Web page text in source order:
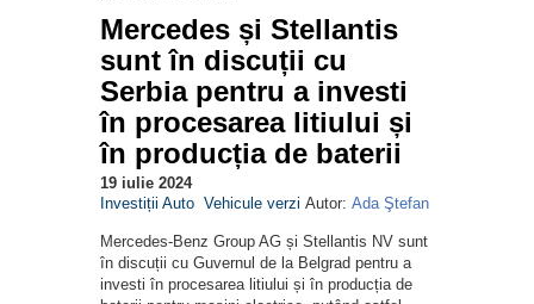
Mercedes și Stellantis
sunt în discuții cu
Serbia pentru a investi
în procesarea litiului și
în producția de baterii
19 iulie 2024
Investiții Auto Vehicule verzi Autor: Ada Ştefan
Mercedes-Benz Group AG și Stellantis NV sunt
în discuții cu Guvernul de la Belgrad pentru a
investi în procesarea litiului și în producția de